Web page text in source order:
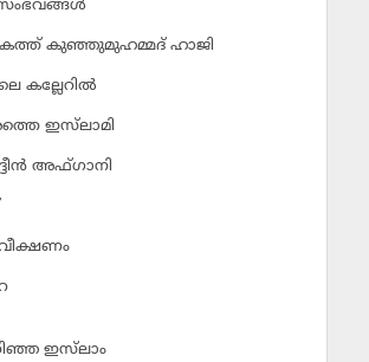
കുഞ്ഞുമുഹമ്മദ് ഹാജി
കല്ലേറില്‍
ഇസ്‌ലാമി
അഫ്ഗാനി
ഇസ്‌ലാം